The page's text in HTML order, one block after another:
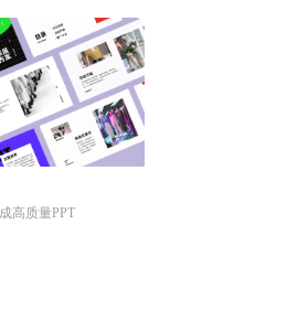
高质量PPT